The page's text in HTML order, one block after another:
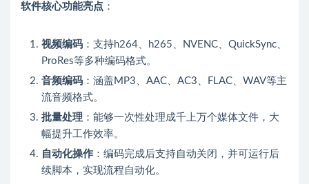
软件核心功能亮点 ：
视频编码 ：支持h264、h265、NVENC、QuickSync、
ProRes等多种编码格式。
音频编码 ：涵盖MP3、AAC、AC3、FLAC、WAV等主
流音频格式。
批量处理 ：能够一次性处理成千上万个媒体文件，大
幅提升工作效率。
自动化操作 ：编码完成后支持自动关闭，并可运行后
续脚本，实现流程自动化。